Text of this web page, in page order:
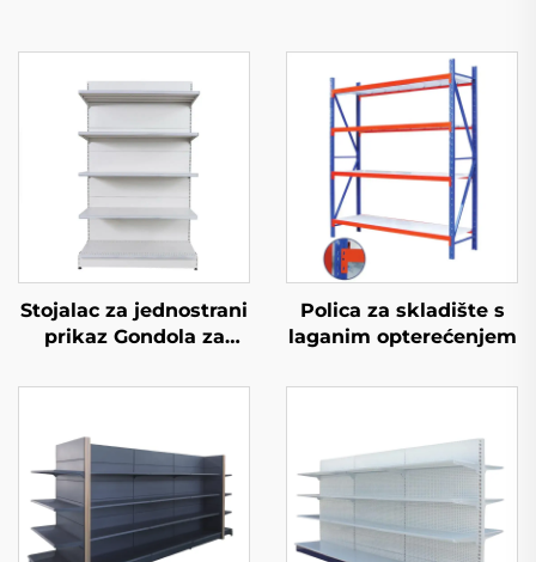
Stojalac za jednostrani
prikaz Gondola za
S002
Polica za skladište s
laganim opterećenjem